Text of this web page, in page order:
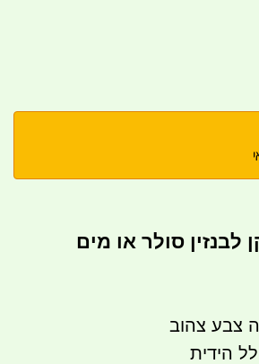
לבנזין סולר או מים
צבע צהוב